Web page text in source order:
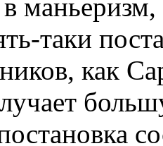
таки
как